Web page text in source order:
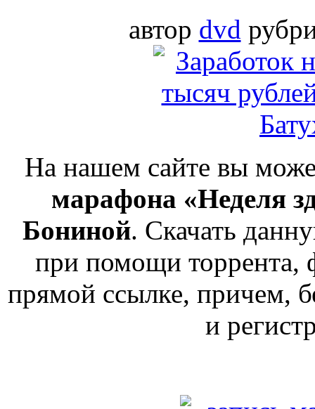
автор dvd
На нашем сайте вы
марафона «Неделя
Бониной. Скачать
при помощи торрента,
прямой ссылке, причем,
и